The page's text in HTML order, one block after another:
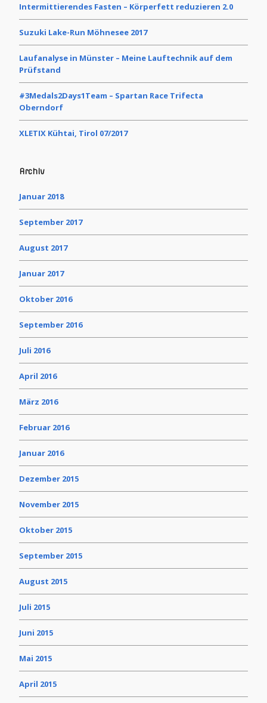
Intermittierendes Fasten – Körperfett reduzieren 2.0
Suzuki Lake-Run Möhnesee 2017
Laufanalyse in Münster – Meine Lauftechnik auf dem
Prüfstand
#3Medals2Days1Team – Spartan Race Trifecta
Oberndorf
XLETIX Kühtai, Tirol 07/2017
Archiv
Januar 2018
September 2017
August 2017
Januar 2017
Oktober 2016
September 2016
Juli 2016
April 2016
März 2016
Februar 2016
Januar 2016
Dezember 2015
November 2015
Oktober 2015
September 2015
August 2015
Juli 2015
Juni 2015
Mai 2015
April 2015